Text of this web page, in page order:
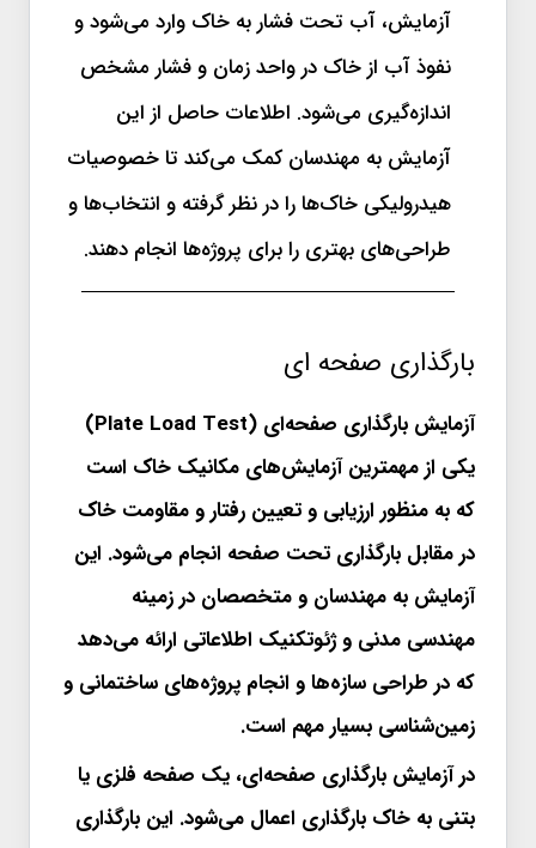
آزمایش، آب تحت فشار به خاک وارد می‌شود و
نفوذ آب از خاک در واحد زمان و فشار مشخص
اندازه‌گیری می‌شود. اطلاعات حاصل از این
آزمایش به مهندسان کمک می‌کند تا خصوصیات
هیدرولیکی خاک‌ها را در نظر گرفته و انتخاب‌ها و
طراحی‌های بهتری را برای پروژه‌ها انجام دهند.
بارگذاری صفحه ای
آزمایش بارگذاری صفحه‌ای (Plate Load Test)
یکی از مهمترین آزمایش‌های مکانیک خاک است
که به منظور ارزیابی و تعیین رفتار و مقاومت خاک
در مقابل بارگذاری تحت صفحه انجام می‌شود. این
آزمایش به مهندسان و متخصصان در زمینه
مهندسی مدنی و ژئوتکنیک اطلاعاتی ارائه می‌دهد
که در طراحی سازه‌ها و انجام پروژه‌های ساختمانی و
زمین‌شناسی بسیار مهم است.
در آزمایش بارگذاری صفحه‌ای، یک صفحه فلزی یا
بتنی به خاک بارگذاری اعمال می‌شود. این بارگذاری